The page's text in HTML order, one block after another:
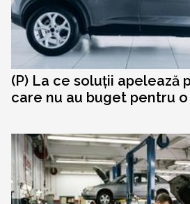
(P) La ce soluții apelează
care nu au buget pentru o